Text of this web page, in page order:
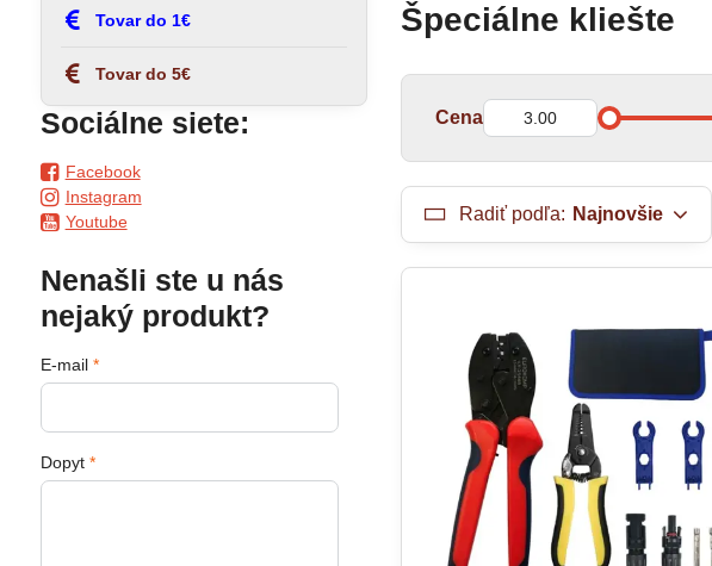
Špeciálne kliešte
Radiť podľa: Najnovšie
Cena
Tovar do 1€
Tovar do 5€
Sociálne siete:
Facebook
Instagram
Youtube
Nenašli ste u nás
nejaký produkt?
E-mail *
Dopyt *